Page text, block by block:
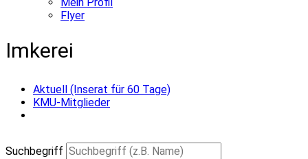
Flyer
Imkerei
Aktuell (Inserat für 60 Tage)
KMU-Mitglieder
Suchbegriff